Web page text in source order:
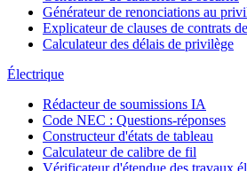
Générateur de renonciations au
Explicateur de clauses de contrats
Calculateur des délais de privilège
Électrique
Rédacteur de soumissions IA
Code NEC : Questions-réponses
Constructeur d'états de tableau
Calculateur de calibre de fil